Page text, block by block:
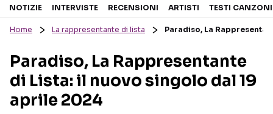
Sezioni
RECENSIONI MUSICALI
INTERVISTE
GOSSIP E CURIOSITÀ
TESTI CANZONI
TOUR ED EVENTI
NOTIZIE INTERVISTE RECENSIONI ARTISTI TESTI CANZONI
Home La rappresentante di lista Paradiso, La
Paradiso, La Rappresentante
di Lista: il nuovo singolo dal 19
aprile 2024